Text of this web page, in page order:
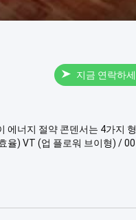
지금 연락하
에너지 절약 콘덴서는 4가지
효율) VT (업 플로워 브이형)